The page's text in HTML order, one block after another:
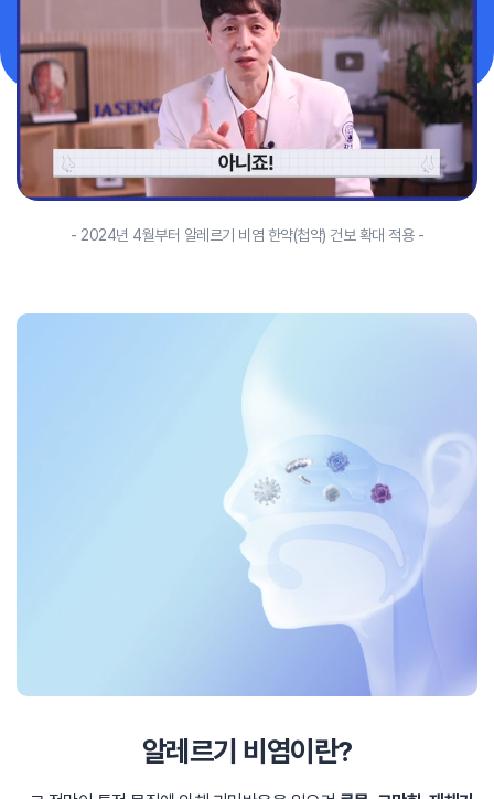
- 2024년 4월부터 알레르기 비염 한약(첩약) 건보 확대 적용 -
알레르기 비염이란?